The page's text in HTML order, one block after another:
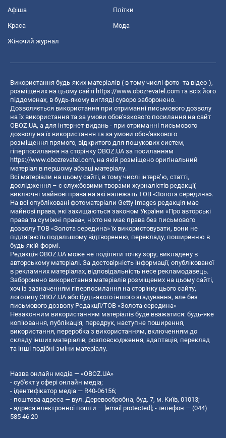
Афіша Плітки
Краса Мода
Жіночий журнал
Використання будь-яких матеріалів ( в тому числі фото- та відео-),
розміщених на цьому сайті https://www.obozrevatel.com та всіх його
піддоменах, в будь-якому вигляді суворо заборонено.
Дозволяється використання при отриманні письмового дозволу
на їх використання та за умови обов'язкового посилання на сайт
OBOZ.UA, а для інтернет-видань - при отриманні письмового
дозволу на їх використання та за умови обов'язкового
розміщення прямого, відкритого для пошукових систем,
гіперпосилання на сторінку OBOZ.UA за посиланням
https://www.obozrevatel.com, на якій розміщено оригінальний
матеріал в першому абзаці матеріалу.
Всі матеріали на цьому сайті, в тому числі інтерв’ю, статті,
дослідження – є службовими творами журналістів редакції,
виключні майнові права на які належать ТОВ «Золота середина».
На всі опубліковані фотоматеріали Getty Images редакція має
майнові права, які захищаються законом України «Про авторські
права та суміжні права», ніхто не має права без письмового
дозволу ТОВ «Золота середина» їх використовувати, вони не
підлягають подальшому відтворенню, перекладу, поширенню в
будь-якій формі.
Редакція OBOZ.UA може не поділяти точку зору, викладену в
авторському матеріалі. За достовірність інформації, опублікованої
в рекламних матеріалах, відповідальність несе рекламодавець.
Заборонено використання матеріалів розміщених на цьому сайті,
хоч із зазначенням гіперпосилання на сторінку цього сайту,
логотипу OBOZ.UA або будь-якого іншого згадування, але без
письмового дозволу Редакції/ТОВ «Золота середина»
Незаконним використанням матеріалів буде вважатися: будь-яке
копiювання, публiкацiя, передрук, наступне поширення,
використання, переробка з використанням, включенням до
складу інших матеріалів, розповсюдження, адаптація, переклад
та інші подібні зміни матеріалу.
Назва онлайн медіа — «OBOZ.UA»
- суб'єкт у сфері онлайн медіа;
- ідентифікатор медіа — R40-06156;
- поштова адреса — вул. Деревообробна, буд. 7, м. Київ, 01013;
- адреса електронної пошти — [email protected]; - телефон — (044)
585 46 20